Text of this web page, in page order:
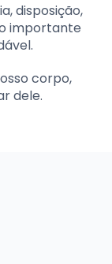
disposição,
importante
corpo,
dele.